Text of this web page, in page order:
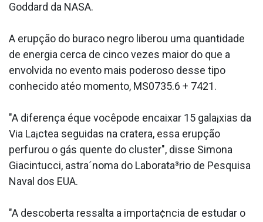
Goddard da NASA.
A erupção do buraco negro liberou uma quantidade
de energia cerca de cinco vezes maior do que a
envolvida no evento mais poderoso desse tipo
conhecido atéo momento, MS0735.6 + 7421.
"A diferença éque vocêpode encaixar 15 gala¡xias da
Via La¡ctea seguidas na cratera, essa erupção
perfurou o gás quente do cluster", disse Simona
Giacintucci, astra´noma do Laborata³rio de Pesquisa
Naval dos EUA.
"A descoberta ressalta a importa¢ncia de estudar o